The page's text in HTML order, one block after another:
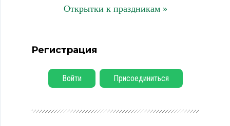
Открытки к праздникам »
Регистрация
Войти Присоединиться